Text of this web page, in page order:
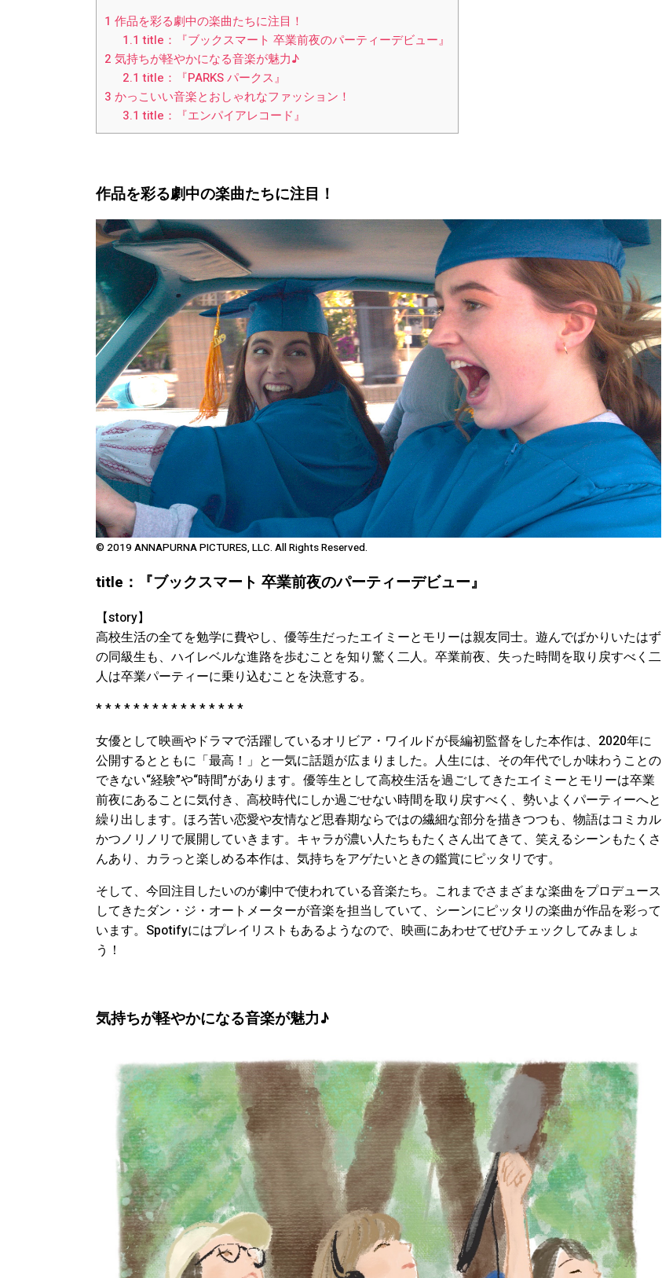
1 作品を彩る劇中の楽曲たちに注目！
1.1 title：『ブックスマート 卒業前夜のパーティーデビュー』
2 気持ちが軽やかになる音楽が魅力♪
2.1 title：『PARKS パークス』
3 かっこいい音楽とおしゃれなファッション！
3.1 title：『エンパイアレコード』
作品を彩る劇中の楽曲たちに注目！
© 2019 ANNAPURNA PICTURES, LLC. All Rights Reserved.
title：『ブックスマート 卒業前夜のパーティーデビュー』
【story】
高校生活の全てを勉学に費やし、優等生だったエイミーとモリーは親友同士。遊んでばかりいたはず
の同級生も、ハイレベルな進路を歩むことを知り驚く二人。卒業前夜、失った時間を取り戻すべく二
人は卒業パーティーに乗り込むことを決意する。
* * * * * * * * * * * * * * * *
女優として映画やドラマで活躍しているオリビア・ワイルドが長編初監督をした本作は、2020年に
公開するとともに「最高！」と一気に話題が広まりました。人生には、その年代でしか味わうことの
できない“経験”や“時間”があります。優等生として高校生活を過ごしてきたエイミーとモリーは卒業
前夜にあることに気付き、高校時代にしか過ごせない時間を取り戻すべく、勢いよくパーティーへと
繰り出します。ほろ苦い恋愛や友情など思春期ならではの繊細な部分を描きつつも、物語はコミカル
かつノリノリで展開していきます。キャラが濃い人たちもたくさん出てきて、笑えるシーンもたくさ
んあり、カラっと楽しめる本作は、気持ちをアゲたいときの鑑賞にピッタリです。
そして、今回注目したいのが劇中で使われている音楽たち。これまでさまざまな楽曲をプロデュース
してきたダン・ジ・オートメーターが音楽を担当していて、シーンにピッタリの楽曲が作品を彩って
います。Spotifyにはプレイリストもあるようなので、映画にあわせてぜひチェックしてみましょ
う！
気持ちが軽やかになる音楽が魅力♪